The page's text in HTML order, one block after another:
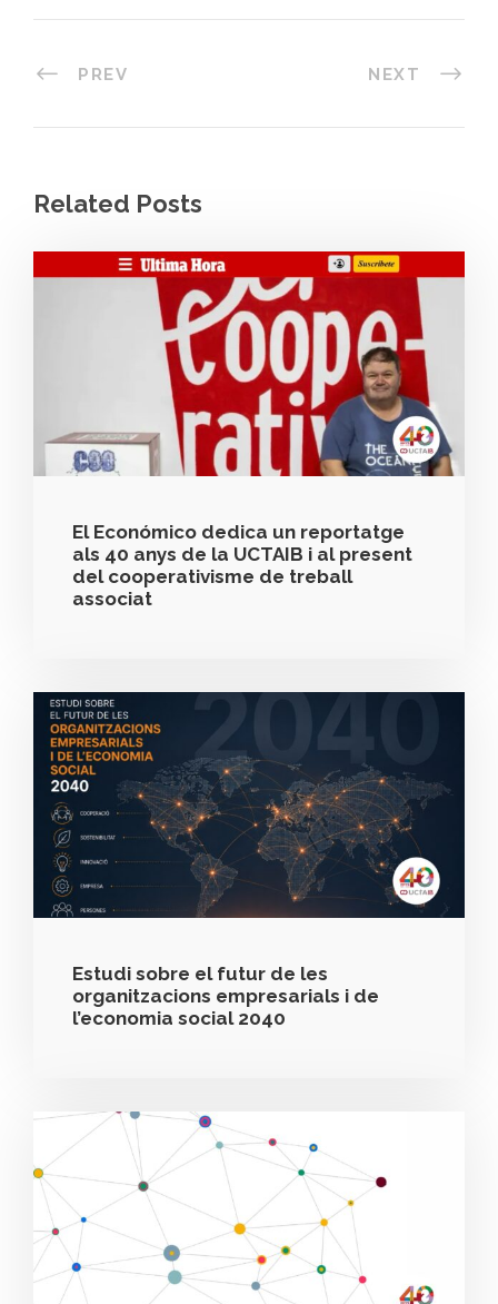
PREV NEXT
Related Posts
El Económico dedica un reportatge
als 40 anys de la UCTAIB i al present
del cooperativisme de treball
associat
Estudi sobre el futur de les
organitzacions empresarials i de
l’economia social 2040